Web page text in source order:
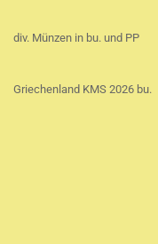
div. Münzen in bu. und PP
Griechenland KMS 2026 bu.